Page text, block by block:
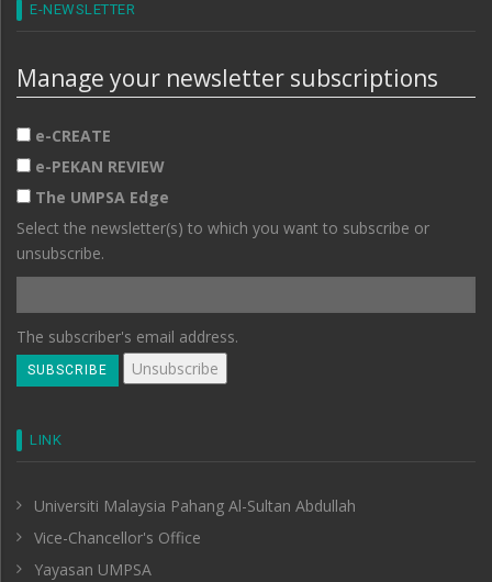
E-NEWSLETTER
Manage your newsletter subscriptions
e-CREATE
e-PEKAN REVIEW
The UMPSA Edge
Select the newsletter(s) to which you want to subscribe or
unsubscribe.
The subscriber's email address.
LINK
Universiti Malaysia Pahang Al-Sultan Abdullah
Vice-Chancellor's Office
Yayasan UMPSA